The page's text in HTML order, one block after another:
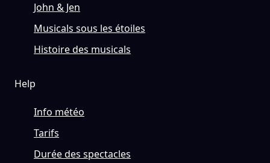
John & Jen
Musicals sous les étoiles
Histoire des musicals
Help
Info météo
Tarifs
Durée des spectacles